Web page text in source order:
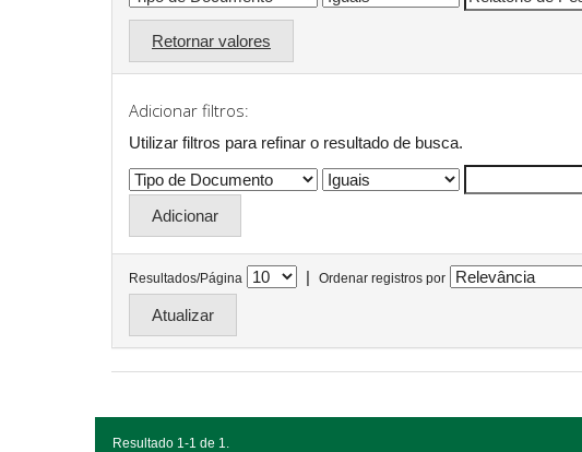
Retornar valores
Adicionar filtros:
Utilizar filtros para refinar o resultado de busca.
Resultados/Página | Ordenar registros por
Resultado 1-1 de 1.